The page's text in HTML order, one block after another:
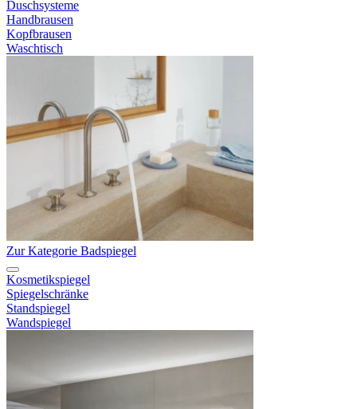
Duschsysteme
Handbrausen
Kopfbrausen
Waschtisch
Zur Kategorie Badspiegel
Kosmetikspiegel
Spiegelschränke
Standspiegel
Wandspiegel